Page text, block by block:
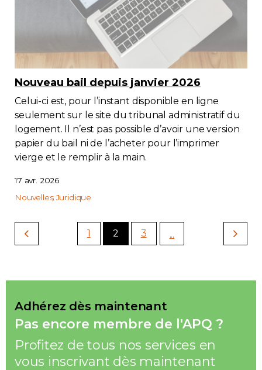
Nouveau bail depuis janvier 2026
Celui-ci est, pour l’instant disponible en ligne
seulement sur le site du tribunal administratif du
logement. Il n’est pas possible d’avoir une version
papier du bail ni de l’acheter pour l’imprimer
vierge et le remplir à la main.
17 avr. 2026
Nouvelles Juridique
1 2 3 ...
Adhérez dès maintenant
Pas encore membre de l'APQ ?
Profitez de tous nos services en
vous inscrivant dès maintenant